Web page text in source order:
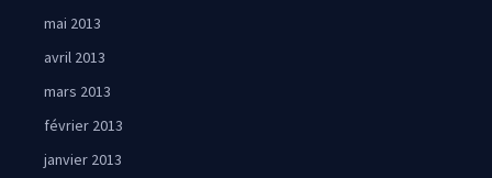
mai 2013
avril 2013
mars 2013
février 2013
janvier 2013